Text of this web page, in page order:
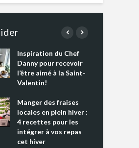
Inspiration du Chef
Danny pour recevoir
l’être aimé à la Saint-
Valentin!
Manger des fraises
locales en plein hiver :
4 recettes pour les
intégrer à vos repas
cet hiver